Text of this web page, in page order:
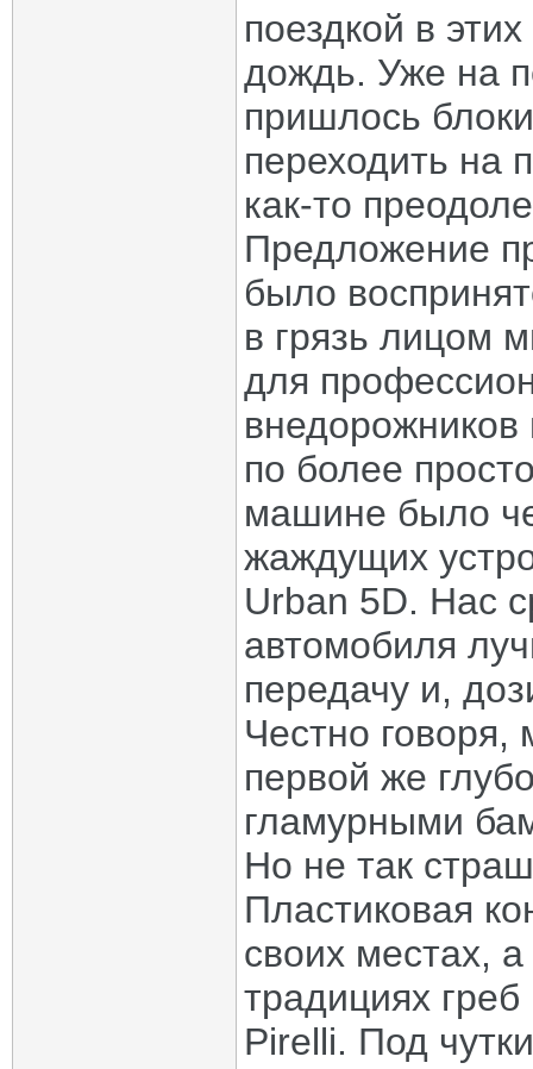
поездкой в
дождь. Уже на
пришлось
переходить на
как-то
Предложение
было
в грязь лицом
для
по более
машине было
жаждущих
Urban 5D. Нас
автомобиля
передачу и,
Честно
первой же
гламурными
Но не так
Пластиковая
своих местах,
традициях
Pirelli. Под